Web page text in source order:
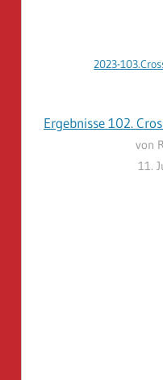
2023-
Ergebnisse 102.
von
11.